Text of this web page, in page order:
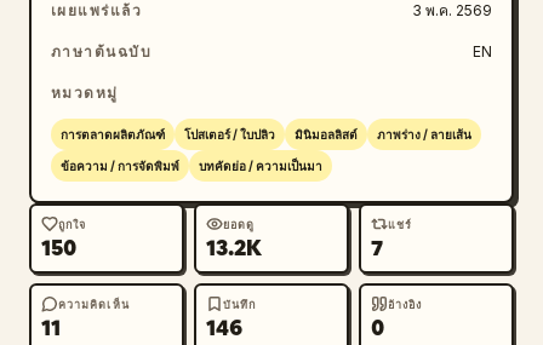
dash","signature_style":"loose casual flowing
handwriting, oversized initial capital,
underline"},{"number":"04","position":"middle
right","label":"EASTERN ·
FLOWING","accent_color":"soft brown
calligraphic signature with textured ink,
dynamic thick-to-thin strokes, airy fading
tail"},{"number":"05","position":"bottom
left","label":"SHARP ·
STRUCTURED","accent_color":"slate blue
เผยแพร่แล้ว 3 พ.ค. 2569
ภาษาต้นฉบับ EN
หมวดหมู่
การตลาดผลิตภัณฑ์ โปสเตอร์ / ใบปลิว มินิมอลลิสต์ ภาพร่าง / ลายเส้น
ข้อความ / การจัดพิมพ์ บทคัดย่อ / ความเป็นมา
ถูกใจ
150
ยอดดู
13.2K
แชร์
7
ความคิดเห็น
11
บันทึก
146
อ้างอิง
0